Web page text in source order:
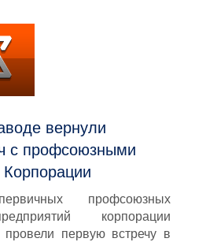
вернули
с профсоюзными
профсоюзных
корпорации
провели первую встречу в